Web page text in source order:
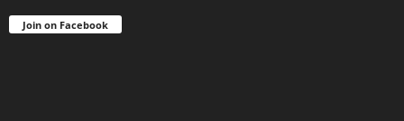
Join on Facebook